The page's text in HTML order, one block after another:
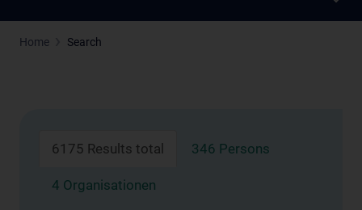
Home Search
6175 Results total 346 Persons
4 Organisationen